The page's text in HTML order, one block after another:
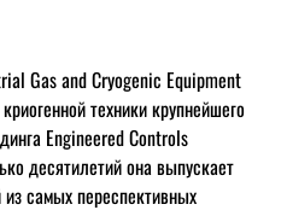
Gas and Cryogenic Equipment
техники крупнейшего
Engineered Controls
десятилетий она выпускает
самых переспективных